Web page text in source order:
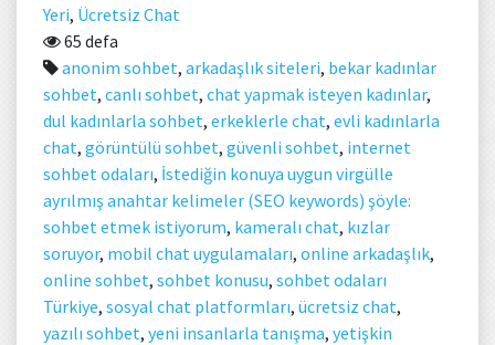
Yeri, Ücretsiz Chat
65 defa
anonim sohbet, arkadaşlık siteleri, bekar kadınlar
sohbet, canlı sohbet, chat yapmak isteyen kadınlar,
dul kadınlarla sohbet, erkeklerle chat, evli kadınlarla
chat, görüntülü sohbet, güvenli sohbet, internet
sohbet odaları, İstediğin konuya uygun virgülle
ayrılmış anahtar kelimeler (SEO keywords) şöyle:
sohbet etmek istiyorum, kameralı chat, kızlar
soruyor, mobil chat uygulamaları, online arkadaşlık,
online sohbet, sohbet konusu, sohbet odaları
Türkiye, sosyal chat platformları, ücretsiz chat,
yazılı sohbet, yeni insanlarla tanışma, yetişkin